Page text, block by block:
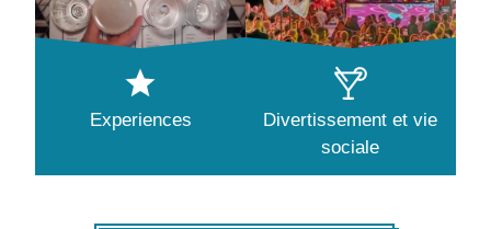
Experiences
Divertissement et vie
sociale